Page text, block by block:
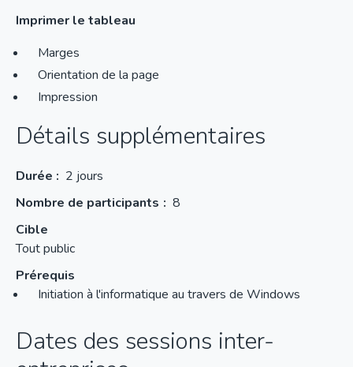
Imprimer le tableau
Marges
Orientation de la page
Impression
Détails supplémentaires
Durée : 2 jours
Nombre de participants
8
Cible
Tout public
Prérequis
Initiation à l'informatique au travers de Windows
Dates des sessions inter-